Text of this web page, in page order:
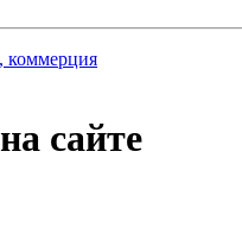
коммерция
сайте